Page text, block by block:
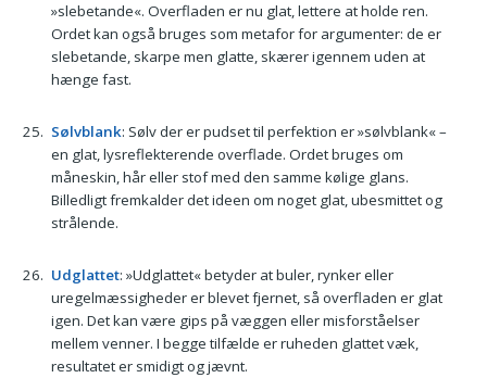
»slebetande«. Overfladen er nu glat, lettere at holde ren.
Ordet kan også bruges som metafor for argumenter: de er
slebetande, skarpe men glatte, skærer igennem uden at
hænge fast.
Sølvblank: Sølv der er pudset til perfektion er »sølvblank« –
en glat, lysreflekterende overflade. Ordet bruges om
måneskin, hår eller stof med den samme kølige glans.
Billedligt fremkalder det ideen om noget glat, ubesmittet og
strålende.
Udglattet: »Udglattet« betyder at buler, rynker eller
uregelmæssigheder er blevet fjernet, så overfladen er glat
igen. Det kan være gips på væggen eller misforståelser
mellem venner. I begge tilfælde er ruheden glattet væk,
resultatet er smidigt og jævnt.